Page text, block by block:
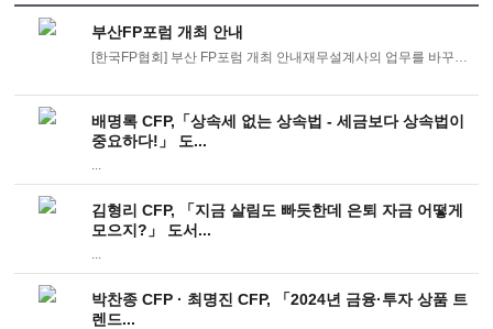
부산FP포럼 개최 안내
[한국FP협회] 부산 FP포럼 개최 안내재무설계사의 업무를 바꾸는 AI를 주제로 포럼이 개최되 ...
배명록 CFP,「상속세 없는 상속법 - 세금보다 상속법이
중요하다!」 도...
...
김형리 CFP, 「지금 살림도 빠듯한데 은퇴 자금 어떻게
모으지?」 도서...
...
박찬종 CFP · 최명진 CFP, 「2024년 금융·투자 상품 트
렌드...